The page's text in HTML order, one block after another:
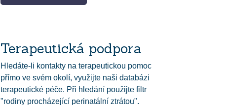
Terapeutická podpora
Hledáte-li kontakty na terapeutickou pomoc
přímo ve svém okolí, využijte naši databázi
terapeutické péče. Při hledání použijte filtr
"rodiny procházející perinatální ztrátou".